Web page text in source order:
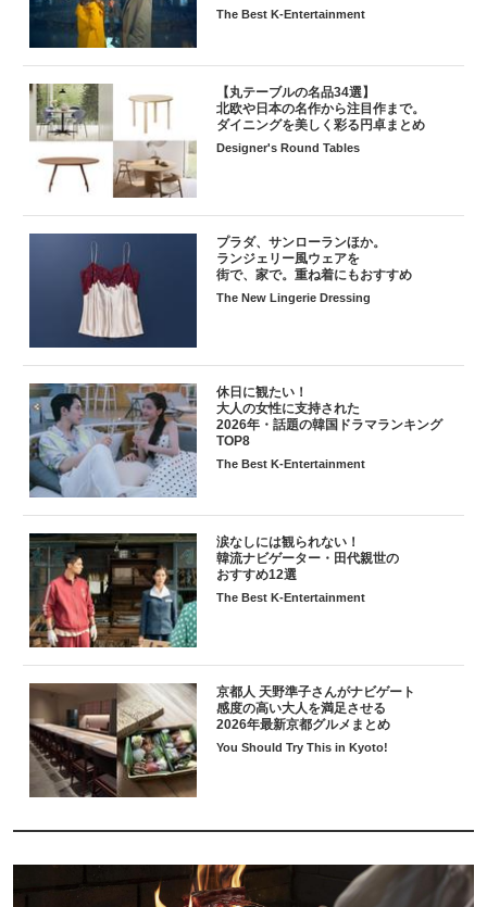
The Best K-Entertainment
【丸テーブルの名品34選】
北欧や日本の名作から注目作まで。
ダイニングを美しく彩る円卓まとめ
Designer's Round Tables
プラダ、サンローランほか。
ランジェリー風ウェアを
街で、家で。重ね着にもおすすめ
The New Lingerie Dressing
休日に観たい！
大人の女性に支持された
2026年・話題の韓国ドラマランキング
TOP8
The Best K-Entertainment
涙なしには観られない！
韓流ナビゲーター・田代親世の
おすすめ12選
The Best K-Entertainment
京都人 天野準子さんがナビゲート
感度の高い大人を満足させる
2026年最新京都グルメまとめ
You Should Try This in Kyoto!